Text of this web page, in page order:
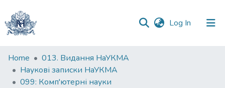
Log In (current)
Communities
&
Collections
Home
013. Видання НаУКМА
Наукові записки НаУКМА
099: Комп'ютерні науки